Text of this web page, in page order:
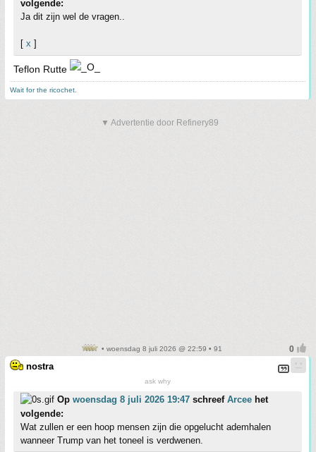
volgende:
Ja dit zijn wel de vragen..
[ x ]
Teflon Rutte
Wait for the ricochet.
▼ Advertentie door Refinery89
• woensdag 8 juli 2026 @ 22:59 • 91
nostra
ask why
Op woensdag 8 juli 2026 19:47 schreef Arcee het
volgende:
Wat zullen er een hoop mensen zijn die opgelucht ademhalen
wanneer Trump van het toneel is verdwenen.